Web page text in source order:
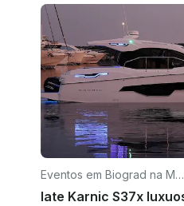
Eventos em Biograd na Mor
u